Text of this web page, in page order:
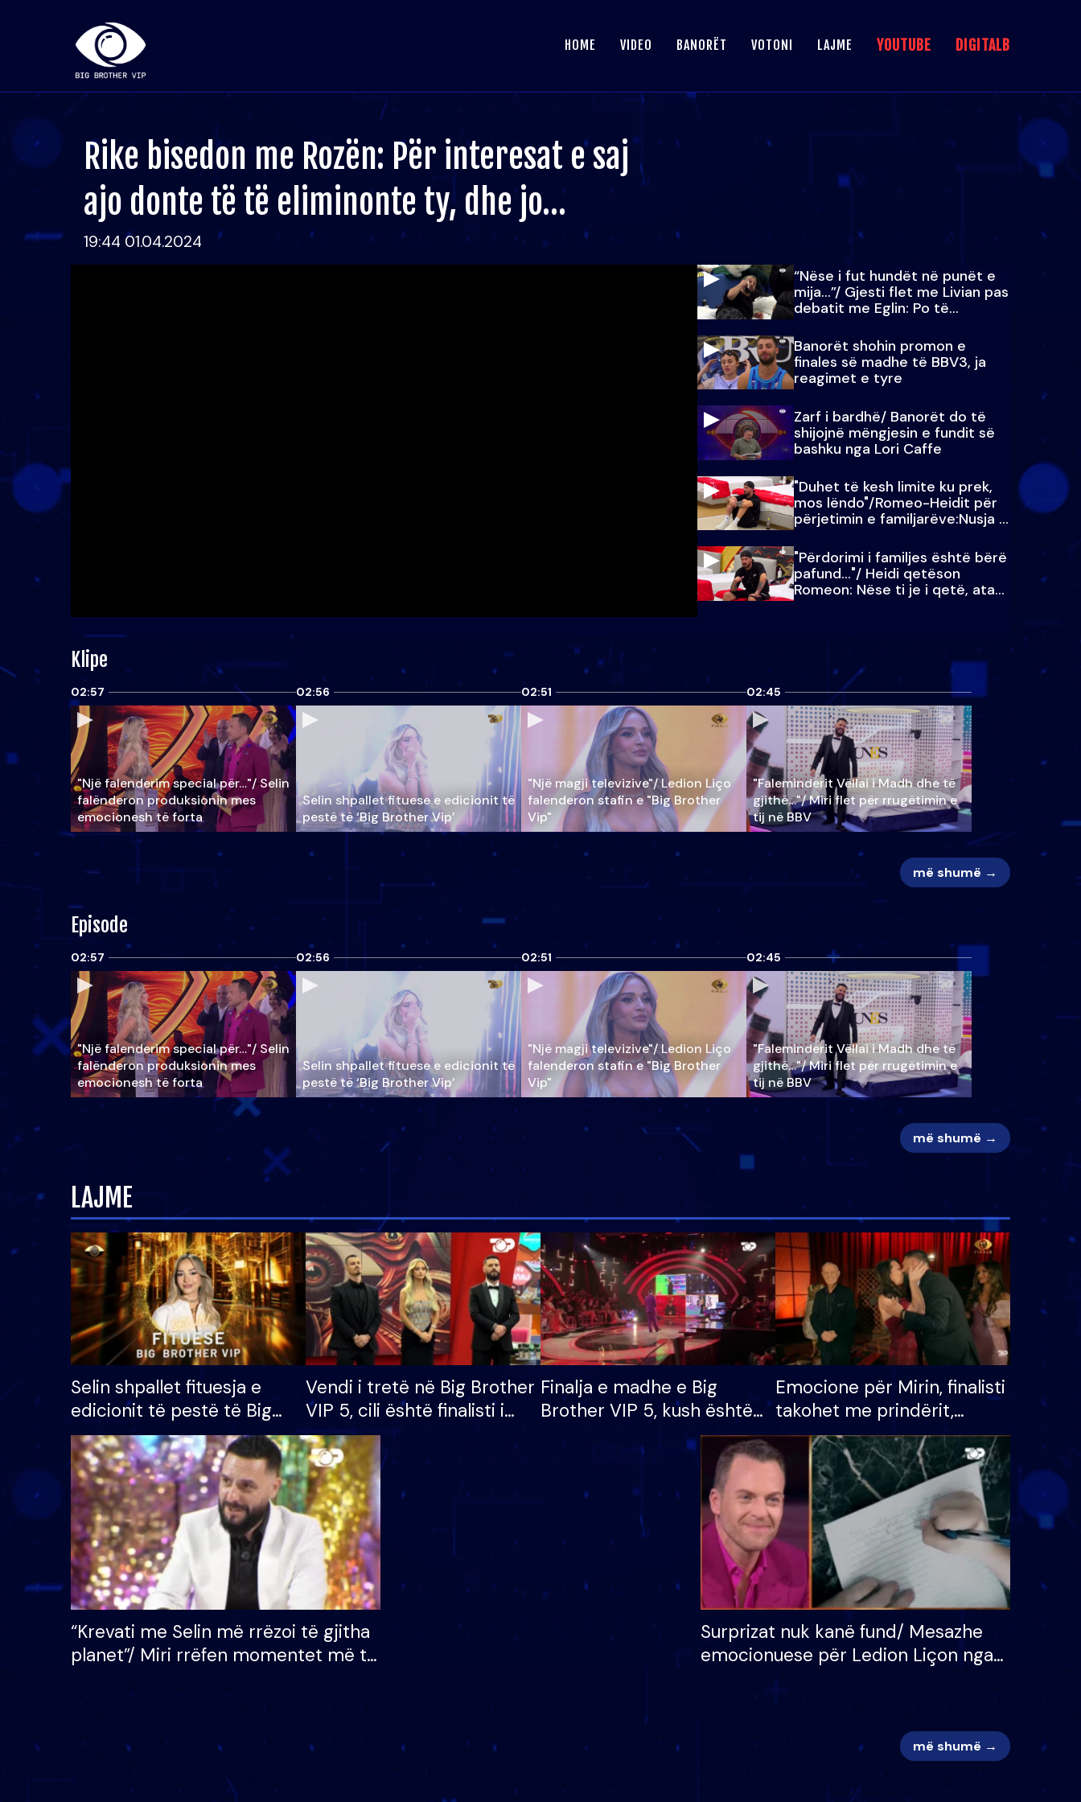
HOME VIDEO BANORËT VOTONI LAJME YOUTUBE DIGITALB
Rike bisedon me Rozën: Për interesat e saj
ajo donte të të eliminonte ty, dhe jo…
19:44 01.04.2024
“Nëse i fut hundët në punët e
mija…”/ Gjesti flet me Livian pas
debatit me Eglin: Po të
paralajmëroj
Banorët shohin promon e
finales së madhe të BBV3, ja
reagimet e tyre
Zarf i bardhë/ Banorët do të
shijojnë mëngjesin e fundit së
bashku nga Lori Caffe
"Duhet të kesh limite ku prek,
mos lëndo"/Romeo-Heidit për
përjetimin e familjarëve:Nusja e
Julit…
"Përdorimi i familjes është bërë
pafund…"/ Heidi qetëson
Romeon: Nëse ti je i qetë, ata
qetësohen
Klipe
02:57
"Një falenderim special për…"/ Selin
falënderon produksionin mes
emocionesh të forta
02:56
Selin shpallet fituese e edicionit të
pestë të ‘Big Brother Vip’
02:51
"Një magji televizive"/ Ledion Liço
falenderon stafin e "Big Brother
Vip"
02:45
"Faleminderit Vëllai i Madh dhe të
gjithë…"/ Miri flet për rrugëtimin e
tij në BBV
më shumë →
Episode
02:57
"Një falenderim special për…"/ Selin
falënderon produksionin mes
emocionesh të forta
02:56
Selin shpallet fituese e edicionit të
pestë të ‘Big Brother Vip’
02:51
"Një magji televizive"/ Ledion Liço
falenderon stafin e "Big Brother
Vip"
02:45
"Faleminderit Vëllai i Madh dhe të
gjithë…"/ Miri flet për rrugëtimin e
tij në BBV
më shumë →
LAJME
Selin shpallet fituesja e
edicionit të pestë të Big
Brother VIP, rrëmben
çmimin e madh prej 100
mijë eurosh
Vendi i tretë në Big Brother
VIP 5, cili është finalisti i
radhës që lë shtëpinë
Finalja e madhe e Big
Brother VIP 5, kush është
banori i parë që lë shtëpinë
dhe humb mundësinë për
të fituar çmimin e madh
Emocione për Mirin, finalisti
takohet me prindërit,
vajzën dhe bashkëshorten:
S’kemi ndonjë letër divorci
apo jo?
“Krevati me Selin më rrëzoi të gjitha
planet”/ Miri rrëfen momentet më të
mungojë zilja e mëngjesit kur…
Surprizat nuk kanë fund/ Mesazhe
emocionuese për Ledion Liçon nga
më shumë →